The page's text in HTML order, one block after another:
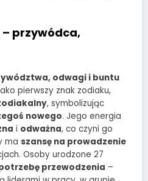
przywódca,
odwagi i buntu
pierwszy znak zodiaku,
, symbolizując
nowego. Jego energia
i odważna, co czyni go
ma szansę na prowadzenie
Osoby urodzone 27
przewodzenia –